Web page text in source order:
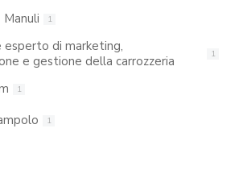
1
esperto di marketing,
e gestione della carrozzeria
1
1
1